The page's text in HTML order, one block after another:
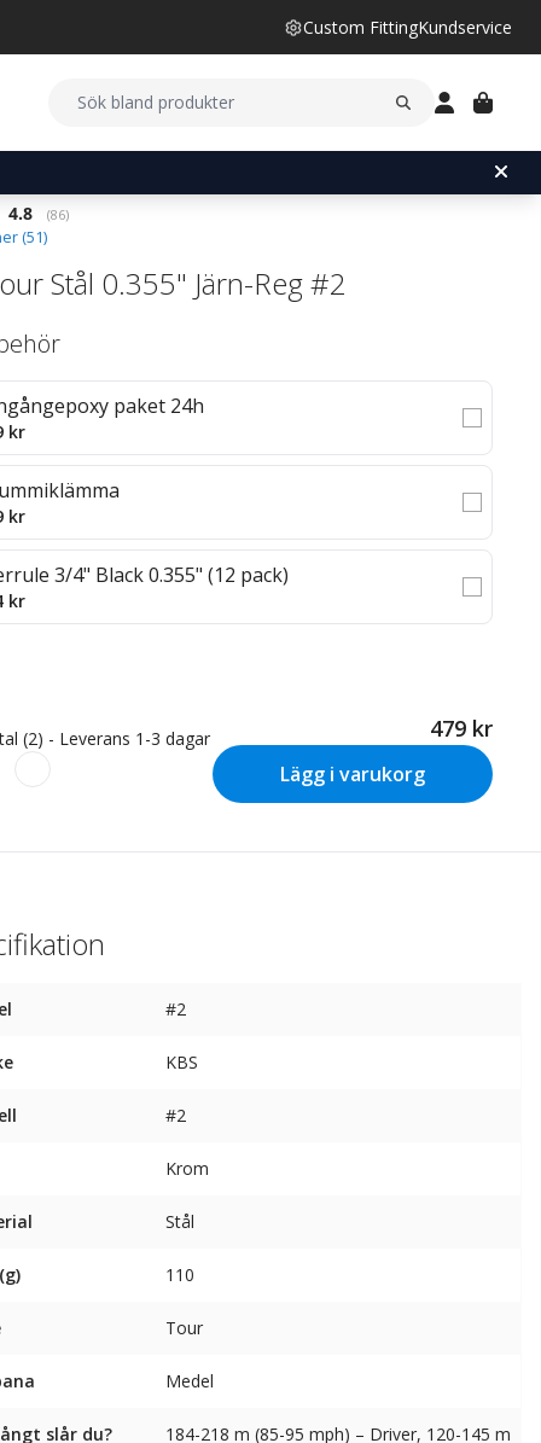
Custom FittingKundservice
Snittbetyg:
4.8 (röster:
86)
(51)
Stål 0.355" Järn-Reg #2
paket 24h
kr
kr
3/4" Black 0.355" (12 pack)
kr
(2) - Leverans 1-3 dagar 479 kr
Lägg i varukorg
#2
KBS
#2
Krom
Stål
110
Tour
Medel
slår du?
184-218 m (85-95 mph) – Driver, 120-145 m